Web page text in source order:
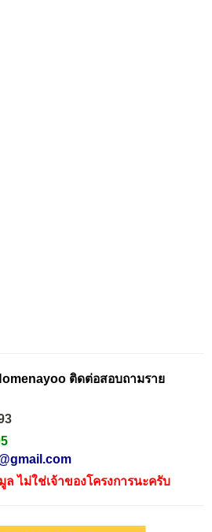
ติดต่อสอบถามราย
ล ไม่ใช่เจ้าของโครงการนะครับ